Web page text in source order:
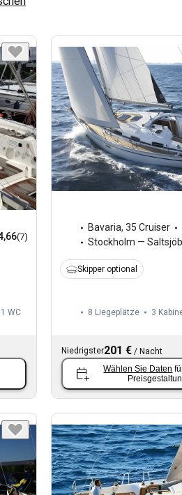
(7)
1 WC
Bavaria, 35 Cruiser
Stockholm —
Skipper optional
8 Liegeplätze 3
Niedrigster201 €/ Nacht
Wählen Sie Daten